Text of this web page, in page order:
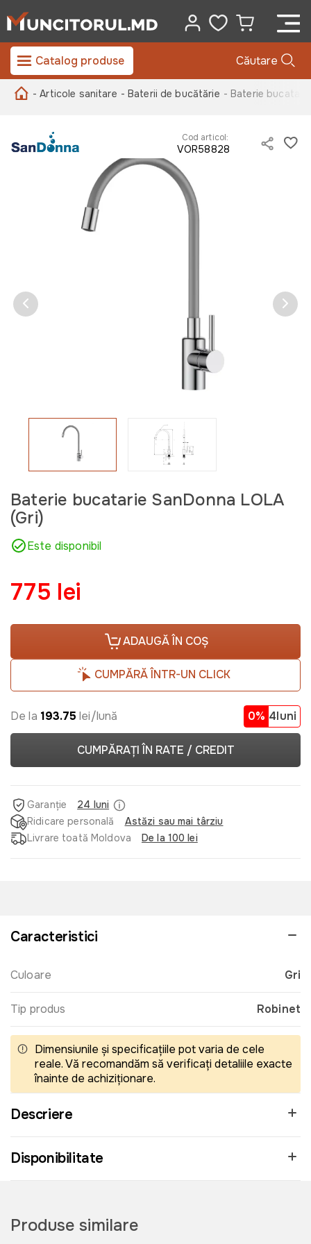
Catalog produse Căutare
- Articole sanitare - Baterii de bucătărie - Baterie
Cod articol:
VOR58828
Baterie bucatarie SanDonna LOLA
(Gri)
Este disponibil
775 lei
ADAUGĂ ÎN COȘ
CUMPĂRĂ ÎNTR-UN CLICK
De la 193.75 lei/lună 0% 4luni
CUMPĂRAȚI ÎN RATE / CREDIT
Garanție
24 luni
Ridicare personală
Astăzi sau mai târziu
Livrare toată Moldova
De la 100 lei
Caracteristici
Culoare Gri
Tip produs Robinet
Dimensiunile și specificațiile pot varia de cele
reale. Vă recomandăm să verificați detaliile exacte
înainte de achiziționare.
Descriere
Disponibilitate
Produse similare